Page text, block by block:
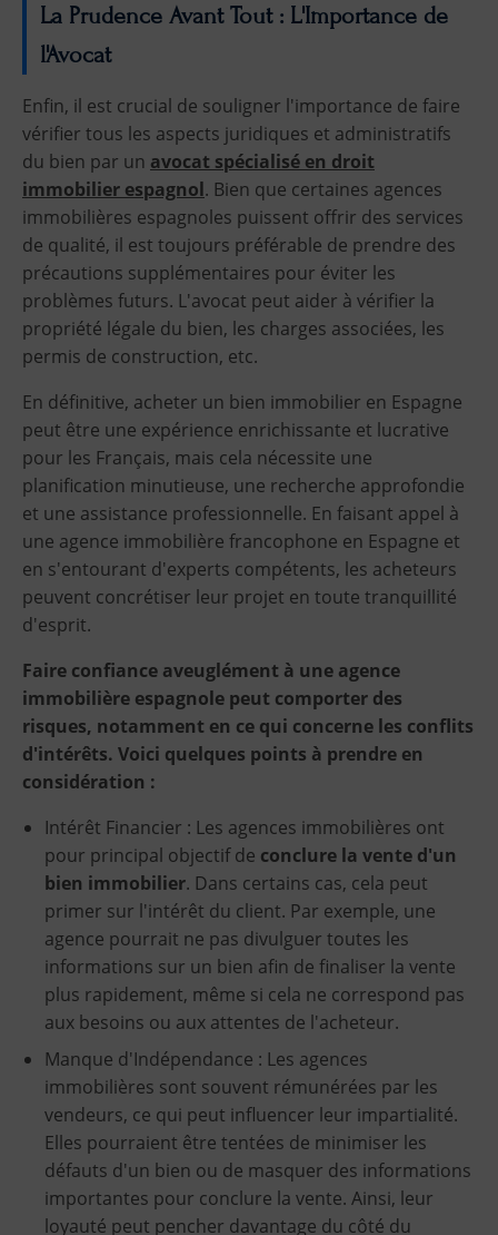
La Prudence Avant Tout : L'Importance de
l'Avocat
Enfin, il est crucial de souligner l'importance de faire
vérifier tous les aspects juridiques et administratifs
du bien par un avocat spécialisé en droit
immobilier espagnol. Bien que certaines agences
immobilières espagnoles puissent offrir des services
de qualité, il est toujours préférable de prendre des
précautions supplémentaires pour éviter les
problèmes futurs. L'avocat peut aider à vérifier la
propriété légale du bien, les charges associées, les
permis de construction, etc.
En définitive, acheter un bien immobilier en Espagne
peut être une expérience enrichissante et lucrative
pour les Français, mais cela nécessite une
planification minutieuse, une recherche approfondie
et une assistance professionnelle. En faisant appel à
une agence immobilière francophone en Espagne et
en s'entourant d'experts compétents, les acheteurs
peuvent concrétiser leur projet en toute tranquillité
d'esprit.
Faire confiance aveuglément à une agence
immobilière espagnole peut comporter des
risques, notamment en ce qui concerne les conflits
d'intérêts. Voici quelques points à prendre en
considération :
Intérêt Financier : Les agences immobilières ont
pour principal objectif de conclure la vente d'un
bien immobilier. Dans certains cas, cela peut
primer sur l'intérêt du client. Par exemple, une
agence pourrait ne pas divulguer toutes les
informations sur un bien afin de finaliser la vente
plus rapidement, même si cela ne correspond pas
aux besoins ou aux attentes de l'acheteur.
Manque d'Indépendance : Les agences
immobilières sont souvent rémunérées par les
vendeurs, ce qui peut influencer leur impartialité.
Elles pourraient être tentées de minimiser les
défauts d'un bien ou de masquer des informations
importantes pour conclure la vente. Ainsi, leur
loyauté peut pencher davantage du côté du